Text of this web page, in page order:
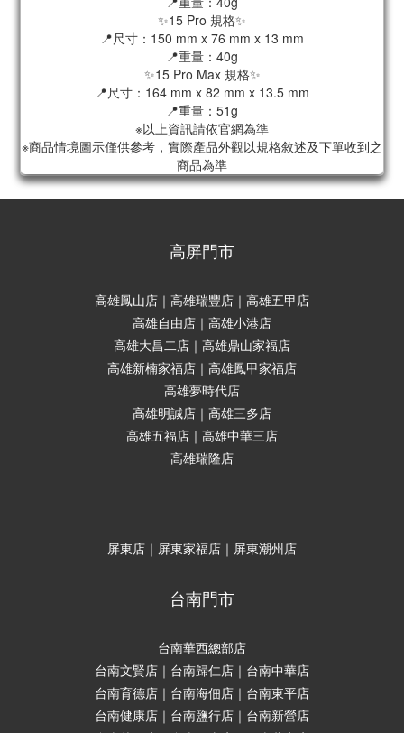
✨15 Pro 規格✨
📍尺寸：150 mm x 76 mm x 13 mm
📍重量：40g
✨15 Pro Max 規格✨
📍尺寸：164 mm x 82 mm x 13.5 mm
📍重量：51g
※以上資訊請依官網為準
※商品情境圖示僅供參考，實際產品外觀以規格敘述及下單收到之
商品為準
高屏門市
高雄鳳山店｜高雄瑞豐店｜高雄五甲店
高雄自由店｜高雄小港店
高雄大昌二店｜高雄鼎山家福店
高雄新楠家福店｜高雄鳳甲家福店
高雄夢時代店
高雄明誠店｜高雄三多店
高雄五福店｜高雄中華三店
高雄瑞隆店
屏東店｜屏東家福店｜屏東潮州店
台南門市
台南華西總部店
台南文賢店｜台南歸仁店｜台南中華店
台南育德店｜台南海佃店｜台南東平店
台南健康店｜台南鹽行店｜台南新營店